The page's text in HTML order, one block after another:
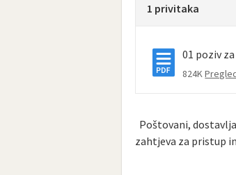
1 privitaka
01 poziv
824K
Poštovani,
zahtjeva za pristup